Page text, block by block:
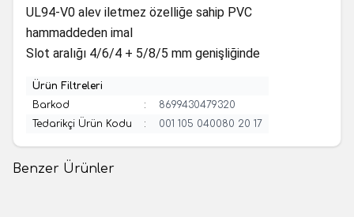
UL94-V0 alev iletmez özelliğe sahip PVC
hammaddeden imal
Slot aralığı 4/6/4 + 5/8/5 mm genişliğinde
Ürün Filtreleri
Barkod
:
8699430479320
Tedarikçi Ürün Kodu
: 001 105 040080 20 17
Benzer Ürünler